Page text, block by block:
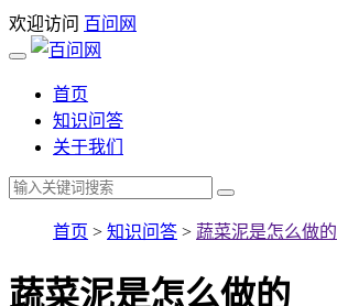
欢迎访问 百问网
首页
知识问答
关于我们
首页 > 知识问答 > 蔬菜泥是怎么做的
蔬菜泥是怎么做的